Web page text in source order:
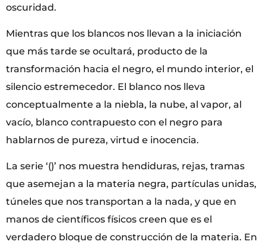
oscuridad.
Mientras que los blancos nos llevan a la iniciación
que más tarde se ocultará, producto de la
transformación hacia el negro, el mundo interior, el
silencio estremecedor. El blanco nos lleva
conceptualmente a la niebla, la nube, al vapor, al
vacío, blanco contrapuesto con el negro para
hablarnos de pureza, virtud e inocencia.
La serie ‘()’ nos muestra hendiduras, rejas, tramas
que asemejan a la materia negra, partículas unidas,
túneles que nos transportan a la nada, y que en
manos de científicos físicos creen que es el
verdadero bloque de construcción de la materia. En